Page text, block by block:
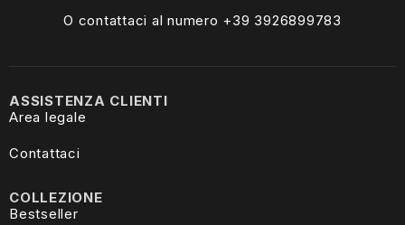
O contattaci al numero +39 3926899783
COLLEZIONE
Bestseller
ASSISTENZA CLIENTI
Area legale
Contattaci